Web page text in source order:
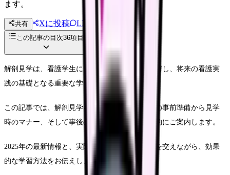
ます。
共有 Xに投稿 LINE
投稿文コピー
この記事の目次36項目
解剖見学は、看護学生にとって人体の構造を理解し、将来の看護実
践の基礎となる重要な学習機会です。
この記事では、解剖見学を最大限に活かすための事前準備から見学
時のマナー、そして事後の振り返りまで、包括的にご案内します。
2025年の最新情報と、実際の看護学生の体験談を交えながら、効果
的な学習方法をお伝えします。